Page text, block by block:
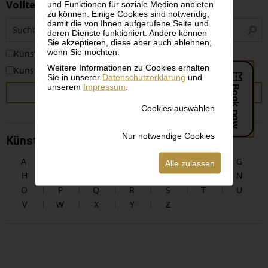
und Funktionen für soziale Medien anbieten
zu können. Einige Cookies sind notwendig,
damit die von Ihnen aufgerufene Seite und
deren Dienste funktioniert. Andere können
Sie akzeptieren, diese aber auch ablehnen,
wenn Sie möchten.
Weitere Informationen zu Cookies erhalten
Sie in unserer Datenschutzerklärung und
unserem Impressum
Cookies auswählen
Nur notwendige Cookies
Alle zulassen
Volltextsuche
KünstlerInnen
Kunstwerke
SUCHEN
KünstlerInnen alphabetisch
A E F
G
H
L M
N
O
P Q R S T
U
V
W X Y Z